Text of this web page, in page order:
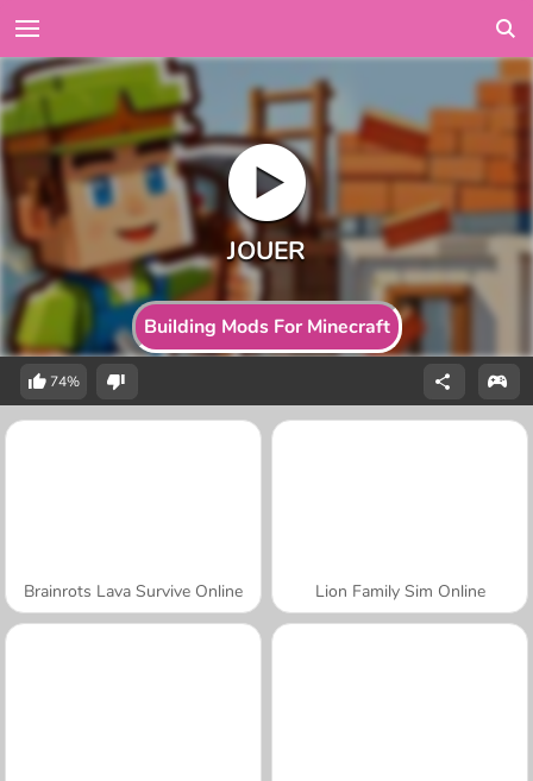
Building Mods For Minecraft
74%
Brainrots Lava Survive Online Lion Family Sim Online